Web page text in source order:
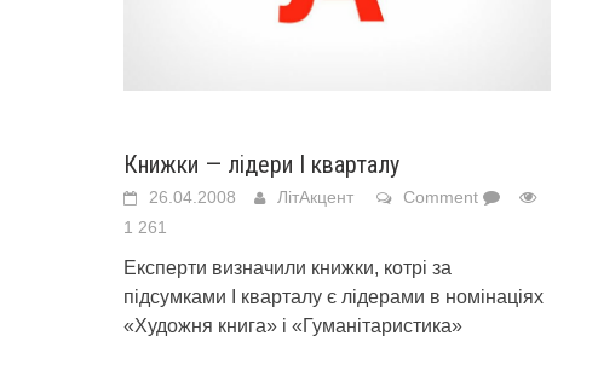
Книжки — лідери І кварталу
26.04.2008 ЛітАкцент
Comment
1 261
Експерти визначили книжки, котрі за
підсумками І кварталу є лідерами в номінаціях
«Художня книга» і «Гуманітаристика»